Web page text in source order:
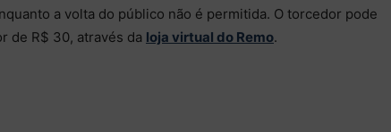
a volta do público não é permitida. O torcedor pode
de R$ 30, através da loja virtual do Remo.